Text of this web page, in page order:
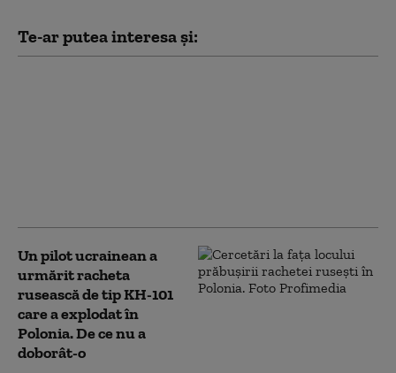
Te-ar putea interesa și:
Un pilot ucrainean a
urmărit racheta
rusească de tip KH-101
care a explodat în
Polonia. De ce nu a
doborât-o